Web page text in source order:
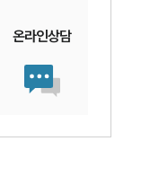
온라인상담